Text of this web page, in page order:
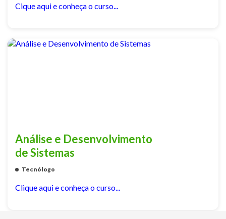
Cique aqui e conheça o curso...
Análise e Desenvolvimento
de Sistemas
Tecnólogo
Clique aqui e conheça o curso...